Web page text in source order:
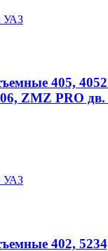
405,
ZMZ PRO
402,